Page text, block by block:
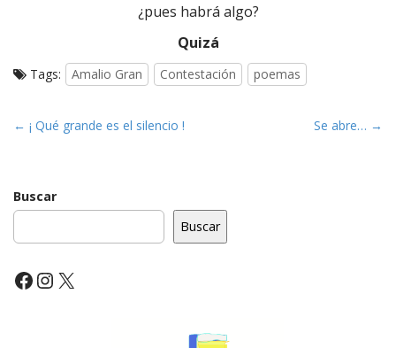
¿pues habrá algo?
Quizá
Tags: Amalio Gran Contestación poemas
P
t
n
a
v
i
← ¡ Qué grande es el silencio ! Se abre… →
Buscar
Buscar
Facebook
Instagram
X